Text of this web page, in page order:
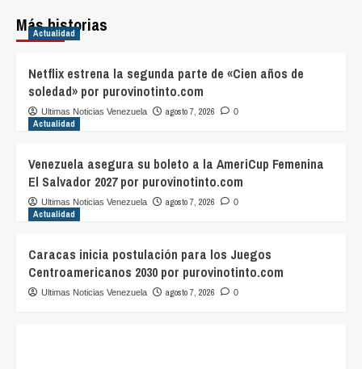
Más historias
Actualidad
Netflix estrena la segunda parte de «Cien años de
soledad» por purovinotinto.com
Ultimas Noticias Venezuela agosto 7, 2026 0
Actualidad
Venezuela asegura su boleto a la AmeriCup Femenina
El Salvador 2027 por purovinotinto.com
Ultimas Noticias Venezuela agosto 7, 2026 0
Actualidad
Caracas inicia postulación para los Juegos
Centroamericanos 2030 por purovinotinto.com
Ultimas Noticias Venezuela agosto 7, 2026 0